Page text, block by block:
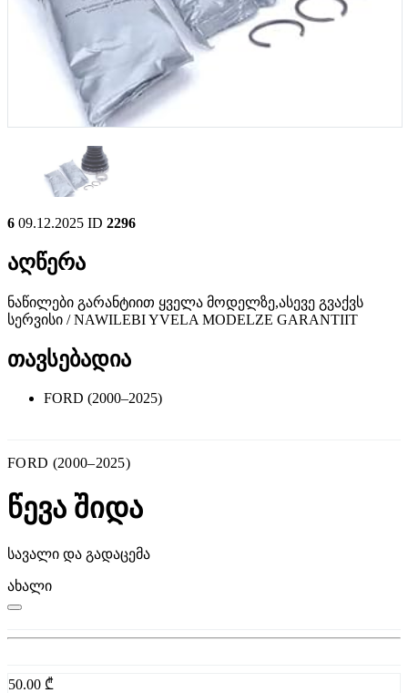
6 09.12.2025 ID 2296
აღწერა
ნაწილები გარანტიით ყველა მოდელზე,ასევე გვაქვს
სერვისი / NAWILEBI YVELA MODELZE GARANTIIT
თავსებადია
FORD (2000–2025)
FORD (2000–2025)
წევა შიდა
სავალი და გადაცემა
ახალი
50.00 ₾